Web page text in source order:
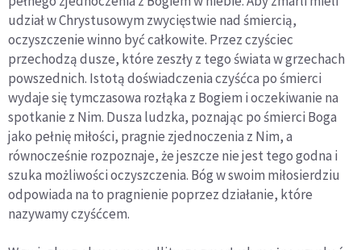
udział w Chrystusowym zwycięstwie nad śmiercią,
oczyszczenie winno być całkowite. Przez czyściec
przechodzą dusze, które zeszły z tego świata w grzechach
powszednich. Istotą doświadczenia czyśćca po śmierci
wydaje się tymczasowa rozłąka z Bogiem i oczekiwanie na
spotkanie z Nim. Dusza ludzka, poznając po śmierci Boga
jako pełnię miłości, pragnie zjednoczenia z Nim, a
równocześnie rozpoznaje, że jeszcze nie jest tego godna i
szuka możliwości oczyszczenia. Bóg w swoim miłosierdziu
odpowiada na to pragnienie poprzez działanie, które
nazywamy czyśćcem.